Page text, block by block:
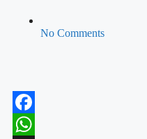
No Comments
Facebook